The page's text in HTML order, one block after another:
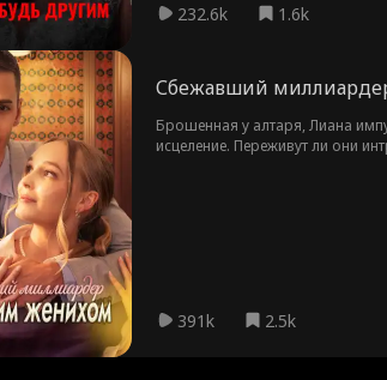
232.6k 1.6k
Сбежавший
Брошенная у алтаря, Лиана
исцеление. Переживут ли они
391k 2.5k